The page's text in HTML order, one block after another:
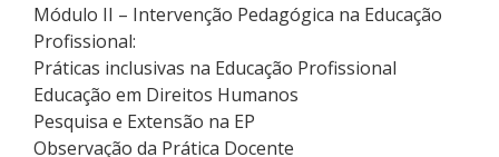
Módulo II – Intervenção Pedagógica na Educação
Profissional:
Práticas inclusivas na Educação Profissional
Educação em Direitos Humanos
Pesquisa e Extensão na EP
Observação da Prática Docente